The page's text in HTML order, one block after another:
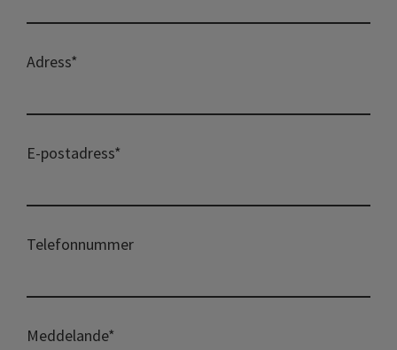
Adress*
E-postadress*
Telefonnummer
Meddelande*